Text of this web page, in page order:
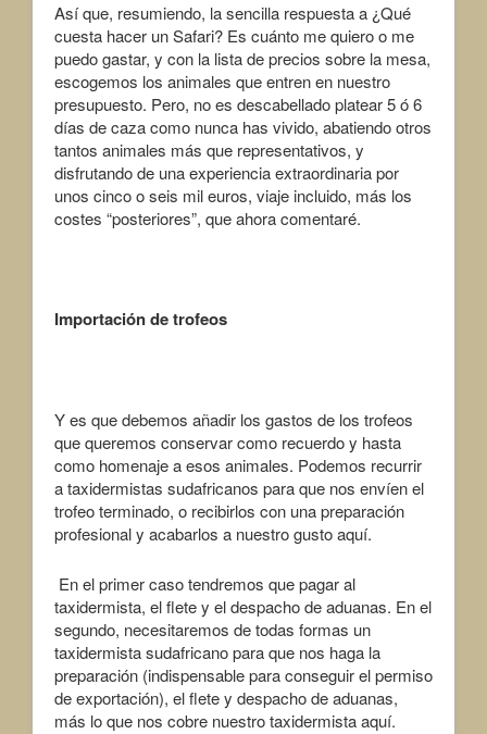
Así que, resumiendo, la sencilla respuesta a ¿Qué
cuesta hacer un Safari? Es cuánto me quiero o me
puedo gastar, y con la lista de precios sobre la mesa,
escogemos los animales que entren en nuestro
presupuesto. Pero, no es descabellado platear 5 ó 6
días de caza como nunca has vivido, abatiendo otros
tantos animales más que representativos, y
disfrutando de una experiencia extraordinaria por
unos cinco o seis mil euros, viaje incluido, más los
costes “posteriores”, que ahora comentaré.
Importación de trofeos
Y es que debemos añadir los gastos de los trofeos
que queremos conservar como recuerdo y hasta
como homenaje a esos animales. Podemos recurrir
a taxidermistas sudafricanos para que nos envíen el
trofeo terminado, o recibirlos con una preparación
profesional y acabarlos a nuestro gusto aquí.
En el primer caso tendremos que pagar al
taxidermista, el flete y el despacho de aduanas. En el
segundo, necesitaremos de todas formas un
taxidermista sudafricano para que nos haga la
preparación (indispensable para conseguir el permiso
de exportación), el flete y despacho de aduanas,
más lo que nos cobre nuestro taxidermista aquí.